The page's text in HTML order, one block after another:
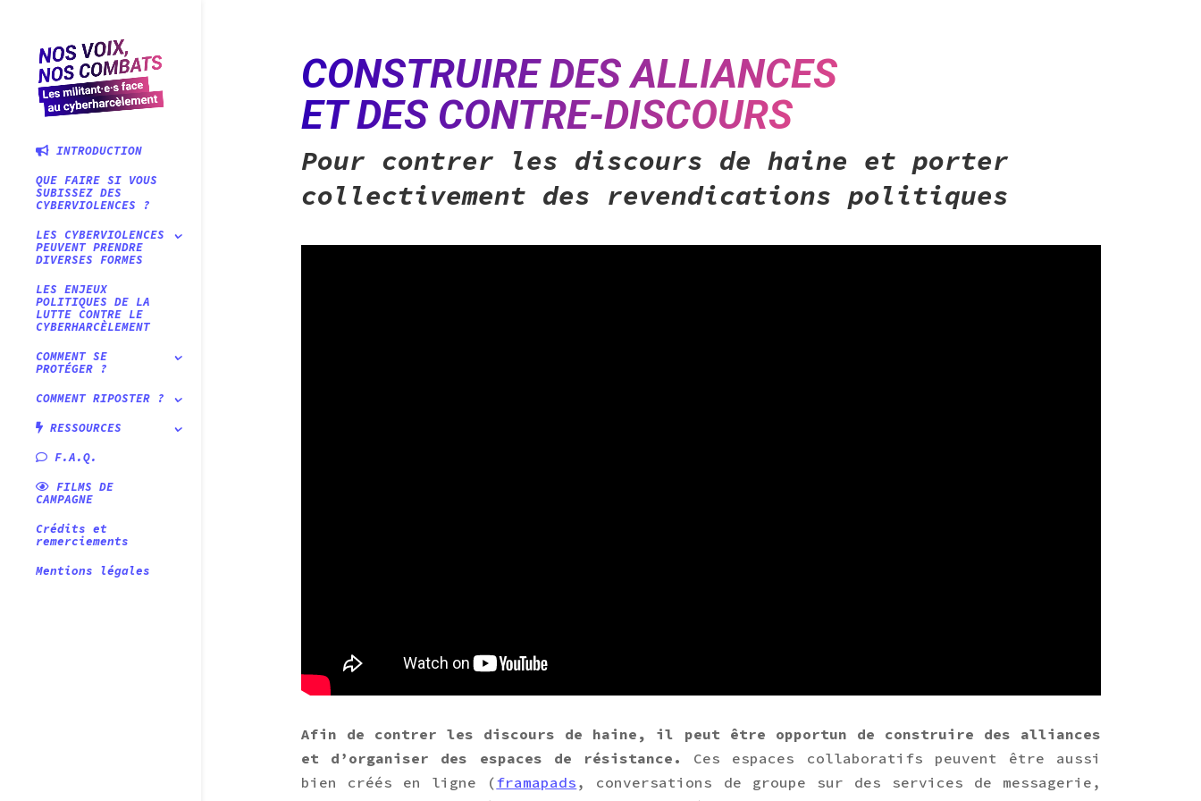
INTRODUCTION
QUE FAIRE SI VOUS
SUBISSEZ DES
CYBERVIOLENCES ?
LES CYBERVIOLENCES
PEUVENT PRENDRE
DIVERSES FORMES
LES ENJEUX
POLITIQUES DE LA
LUTTE CONTRE LE
CYBERHARCÈLEMENT
COMMENT SE
PROTÉGER ?
COMMENT RIPOSTER ?
RESSOURCES
F.A.Q.
FILMS DE
CAMPAGNE
Crédits et
remerciements
Mentions légales
CONSTRUIRE DES ALLIANCES
ET DES CONTRE-DISCOURS
Pour contrer les discours de haine et porter
collectivement des revendications politiques
Afin de contrer les discours de haine, il peut être opportun de construire des alliances
et d’organiser des espaces de résistance.
Ces espaces collaboratifs peuvent être aussi
bien créés en ligne (framapads , conversations de groupe sur des services de messagerie,